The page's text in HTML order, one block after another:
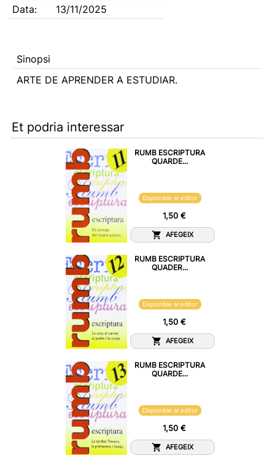
Data:
13/11/2025
Sinopsi
ARTE DE APRENDER A ESTUDIAR.
Et podria interessar
RUMB ESCRIPTURA
QUARDE...
Disponible al editor
1,50 €
AFEGEIX
RUMB ESCRIPTURA
QUADER...
Disponible al editor
1,50 €
AFEGEIX
RUMB ESCRIPTURA
QUARDE...
Disponible al editor
1,50 €
AFEGEIX